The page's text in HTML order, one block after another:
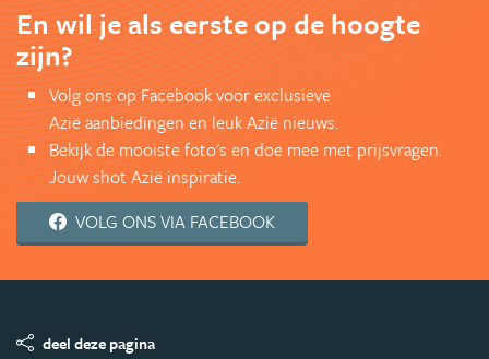
En wil je als eerste op de hoogte
zijn?
Volg ons op Facebook voor exclusieve
Azië aanbiedingen en leuk Azië nieuws.
Bekijk de mooiste foto's en doe mee met prijsvragen.
Jouw shot Azië inspiratie.
VOLG ONS VIA FACEBOOK
deel deze pagina